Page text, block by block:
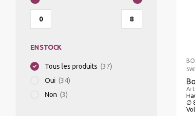
EN STOCK
Tous les produits (37)
Oui (34)
Non (3)
∅